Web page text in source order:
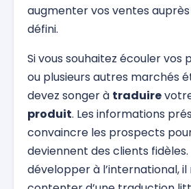
augmenter vos ventes auprès
défini.
Si vous souhaitez écouler vos
ou plusieurs autres marchés
devez songer à traduire
produit. Les informations
convaincre les prospects pour
deviennent des clients fidèles.
développer à l’international,